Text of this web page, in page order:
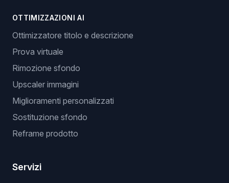
OTTIMIZZAZIONI AI
Ottimizzatore titolo e descrizione
Prova virtuale
Rimozione sfondo
Upscaler immagini
Miglioramenti personalizzati
Sostituzione sfondo
Reframe prodotto
Servizi